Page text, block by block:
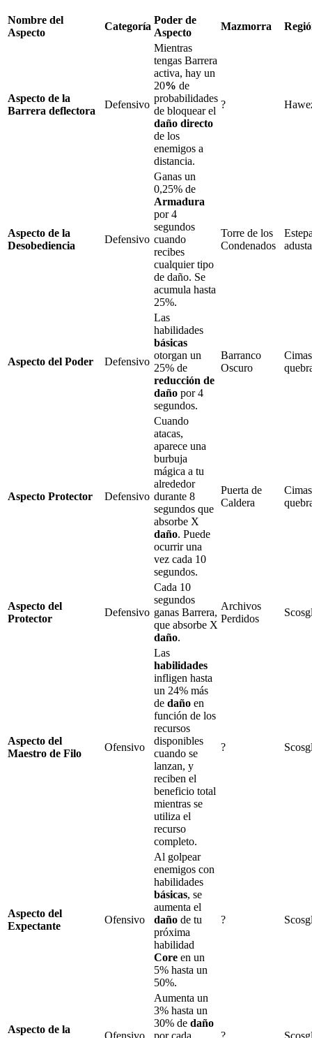
Nombre del
Aspecto
Categoría
Poder de
Aspecto
Mazmorra
Aspecto de la
Barrera deflectora
Defensivo
Mientras
tengas Barrera
activa, hay un
20% de
probabilidades
de bloquear el
daño directo
de los
enemigos a
distancia.
?
Aspecto de la
Desobediencia
Defensivo
Ganas un
0,25% de
Armadura
por4
segundos
cuando
recibes
cualquier tipo
de daño. Se
acumula hasta
25%.
Torre de los
Condenados
Aspecto del Poder Defensivo
Las
habilidades
básicas
otorgan un
25% de
reducción de
daño por4
segundos.
Barranco
Oscuro
Cimas
Aspecto Protector Defensivo
Cuando
atacas,
aparece una
burbuja
mágica a tu
alrededor
durante 8
segundos que
absorbe X
daño. Puede
ocurrir una
vez cada 10
segundos.
Puerta de
Caldera
Cimas
Aspecto del
Protector
Defensivo
Cada 10
segundos
ganas Barrera,
que absorbe X
daño.
Archivos
Perdidos
Aspecto del
Maestro de Filo
Ofensivo
Las
habilidades
infligen hasta
un 24% más
de daño en
función de los
recursos
disponibles
cuando se
lanzan, y
reciben el
beneficio total
mientras se
utiliza el
recurso
completo.
?
Aspecto del
Expectante
Ofensivo
Al golpear
enemigos con
habilidades
básicas, se
aumenta el
daño de tu
próxima
habilidad
Core en un
5% hasta un
50%.
?
Aspecto de la
Ofensivo
Aumenta un
3% hasta un
30% de daño
por cada
?